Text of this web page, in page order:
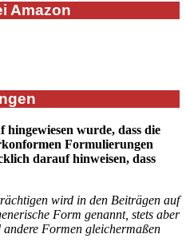
Amazon
wurde, dass die
Formulierungen
darauf hinweisen, dass
wird in den Beiträgen auf
Form genannt, stets aber
Formen gleichermaßen